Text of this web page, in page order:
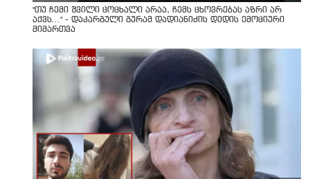
"თუ ჩემი შვილი ცოცხალი არაა, ჩემს ცხოვრებას აზრი არ
აქვს..." - დაკარგული გურამ დადიანიძის დედის ემოციური
მიმართვა